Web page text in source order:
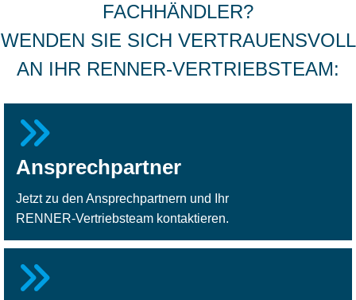
FACHHÄNDLER?
WENDEN SIE SICH VERTRAUENSVOLL
AN IHR RENNER-VERTRIEBSTEAM:
Ansprechpartner
Jetzt zu den Ansprechpartnern und Ihr
RENNER-Vertriebsteam kontaktieren.